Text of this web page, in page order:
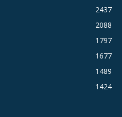
2437
2088
1797
1677
1489
1424